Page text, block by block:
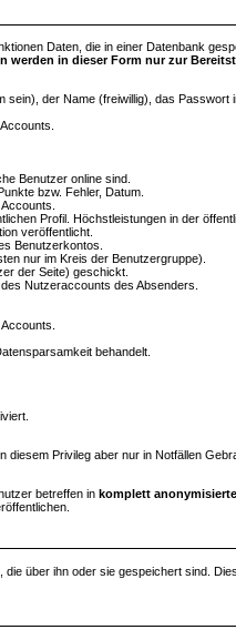
Daten, die in einer Datenbank
werden in dieser Form nur zur
der Name (freiwillig), das
Benutzer online sind.
bzw. Fehler, Datum.
Profil. Höchstleistungen in der
veröffentlicht.
Benutzerkontos.
nur im Kreis der Benutzergruppe).
der Seite) geschickt.
Nutzeraccounts des Absenders.
behandelt.
Privileg aber nur in Notfällen
betreffen in komplett
über ihn oder sie gespeichert sind.